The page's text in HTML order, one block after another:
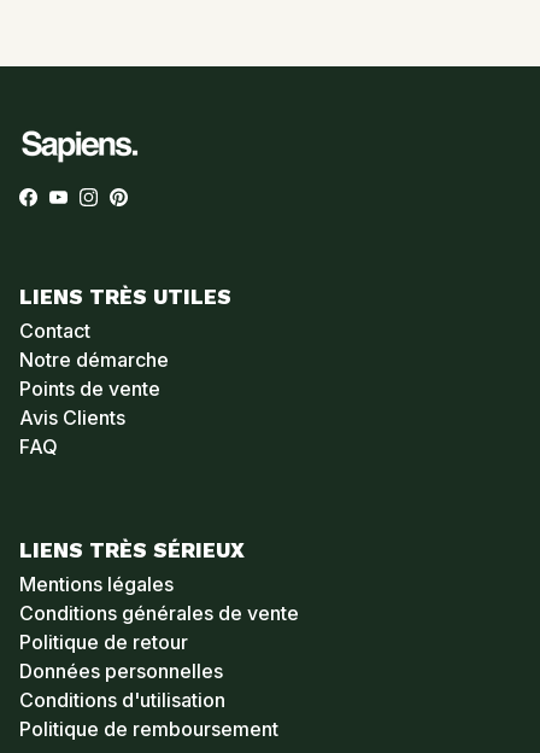
Facebook
YouTube
Instagram
Pinterest
LIENS TRÈS UTILES
Contact
Notre démarche
Points de vente
Avis Clients
FAQ
LIENS TRÈS SÉRIEUX
Mentions légales
Conditions générales de vente
Politique de retour
Données personnelles
Conditions d'utilisation
Politique de remboursement